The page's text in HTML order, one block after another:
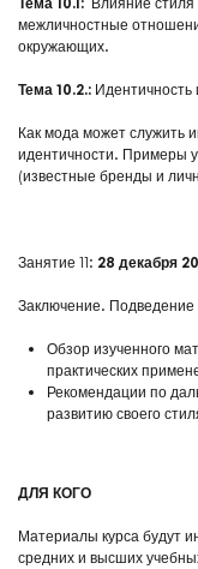
межличностные
окружающих.
Тема 10.2.: Идентичность
Как мода может служить
идентичности. Примеры
(известные бренды и
Занятие 11: 28 декабря
Заключение. Подведение
Обзор изученного
практических
Рекомендации по
развитию своего
ДЛЯ КОГО
Материалы курса будут
средних и высших